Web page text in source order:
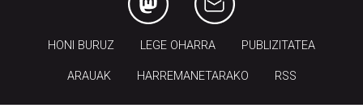
HONI BURUZ LEGE OHARRA PUBLIZITATEA
ARAUAK HARREMANETARAKO RSS